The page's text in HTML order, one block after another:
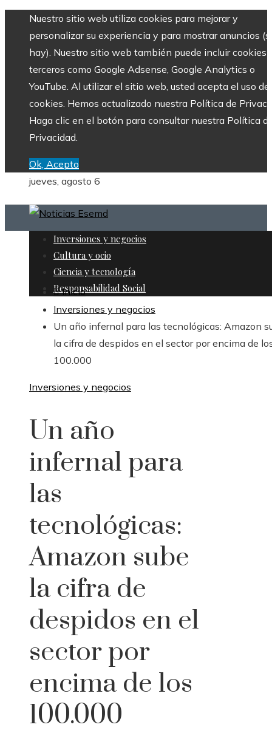
Nuestro sitio web utiliza cookies para mejorar y
personalizar su experiencia y para mostrar anuncios
hay). Nuestro sitio web también puede incluir cookies
terceros como Google Adsense, Google Analytics o
YouTube. Al utilizar el sitio web, usted acepta el uso de
cookies. Hemos actualizado nuestra Política de
Haga clic en el botón para consultar nuestra Política
Privacidad.
Ok, Acepto
jueves, agosto 6
Inversiones y negocios
Cultura y ocio
Ciencia y tecnología
Responsabilidad Social
Inicio
Inversiones y negocios
Un año infernal para las tecnológicas: Amazon
la cifra de despidos en el sector por encima de
100.000
Inversiones y negocios
Un año
infernal para
las
tecnológicas:
Amazon sube
la cifra de
despidos en el
sector por
encima de los
100.000